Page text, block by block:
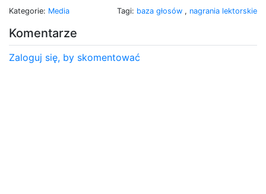
Kategorie: Media Tagi: baza głosów , nagrania lektorskie
Komentarze
Zaloguj się, by skomentować